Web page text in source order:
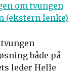
om tvungen
(ekstern lenke)
både på
leder Helle